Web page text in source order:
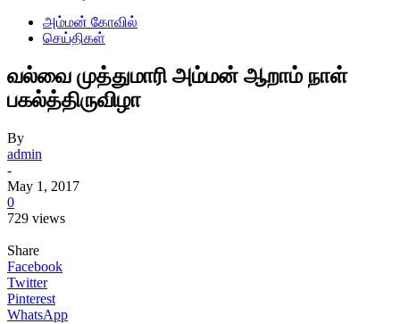
அம்மன் கோவில்
செய்திகள்
வல்வை முத்துமாரி அம்மன் ஆறாம் நாள்
பகல்த்திருவிழா
By
admin
-
May 1, 2017
0
729 views
Share
Facebook
Twitter
Pinterest
WhatsApp